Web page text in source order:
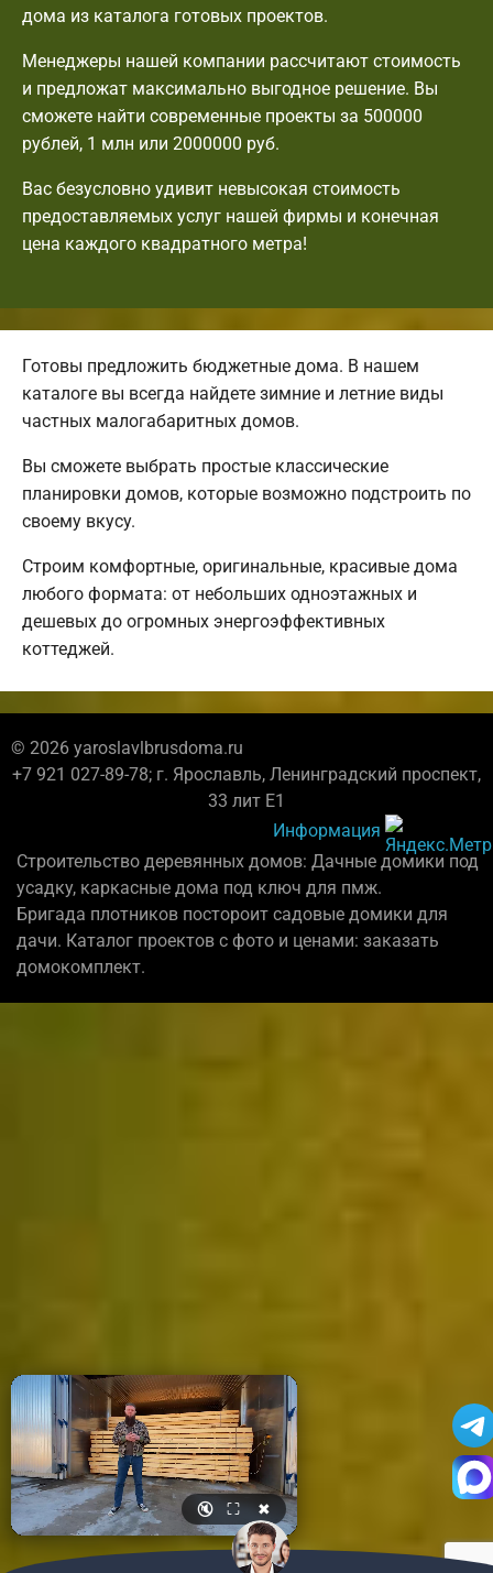
дома из каталога готовых проектов.
Менеджеры нашей компании рассчитают стоимость
и предложат максимально выгодное решение. Вы
сможете найти современные проекты за 500000
рублей, 1 млн или 2000000 руб.
Вас безусловно удивит невысокая стоимость
предоставляемых услуг нашей фирмы и конечная
цена каждого квадратного метра!
Готовы предложить бюджетные дома. В нашем
каталоге вы всегда найдете зимние и летние виды
частных малогабаритных домов.
Вы сможете выбрать простые классические
планировки домов, которые возможно подстроить по
своему вкусу.
Строим комфортные, оригинальные, красивые дома
любого формата: от небольших одноэтажных и
дешевых до огромных энергоэффективных
коттеджей.
© 2026 yaroslavlbrusdoma.ru
+7 921 027-89-78; г. Ярославль, Ленинградский проспект,
33 лит Е1
Информация
Строительство деревянных домов: Дачные домики под
усадку, каркасные дома под ключ для пмж.
Бригада плотников постороит садовые домики для
дачи. Каталог проектов с фото и ценами: заказать
домокомплект.
🔇 ⛶ ✖